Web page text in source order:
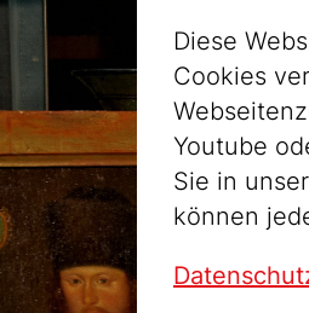
Diese
Cookies
Youtube
Sie in
können